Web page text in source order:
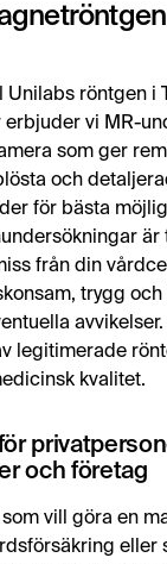
Unilabs röntgen i
erbjuder vi MR-
som ger
och
för bästa
är
från din
trygg
legitimerade
kvalitet.
och företag
vill göra en
eller